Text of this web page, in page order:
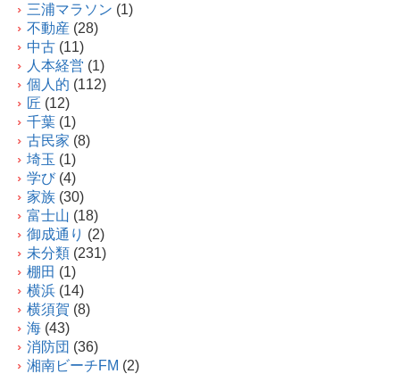
三浦マラソン (1)
不動産 (28)
中古 (11)
人本経営 (1)
個人的 (112)
匠 (12)
千葉 (1)
古民家 (8)
埼玉 (1)
学び(4)
家族 (30)
富士山 (18)
御成通り (2)
未分類 (231)
棚田 (1)
横浜 (14)
横須賀 (8)
海 (43)
消防団 (36)
湘南ビーチFM (2)